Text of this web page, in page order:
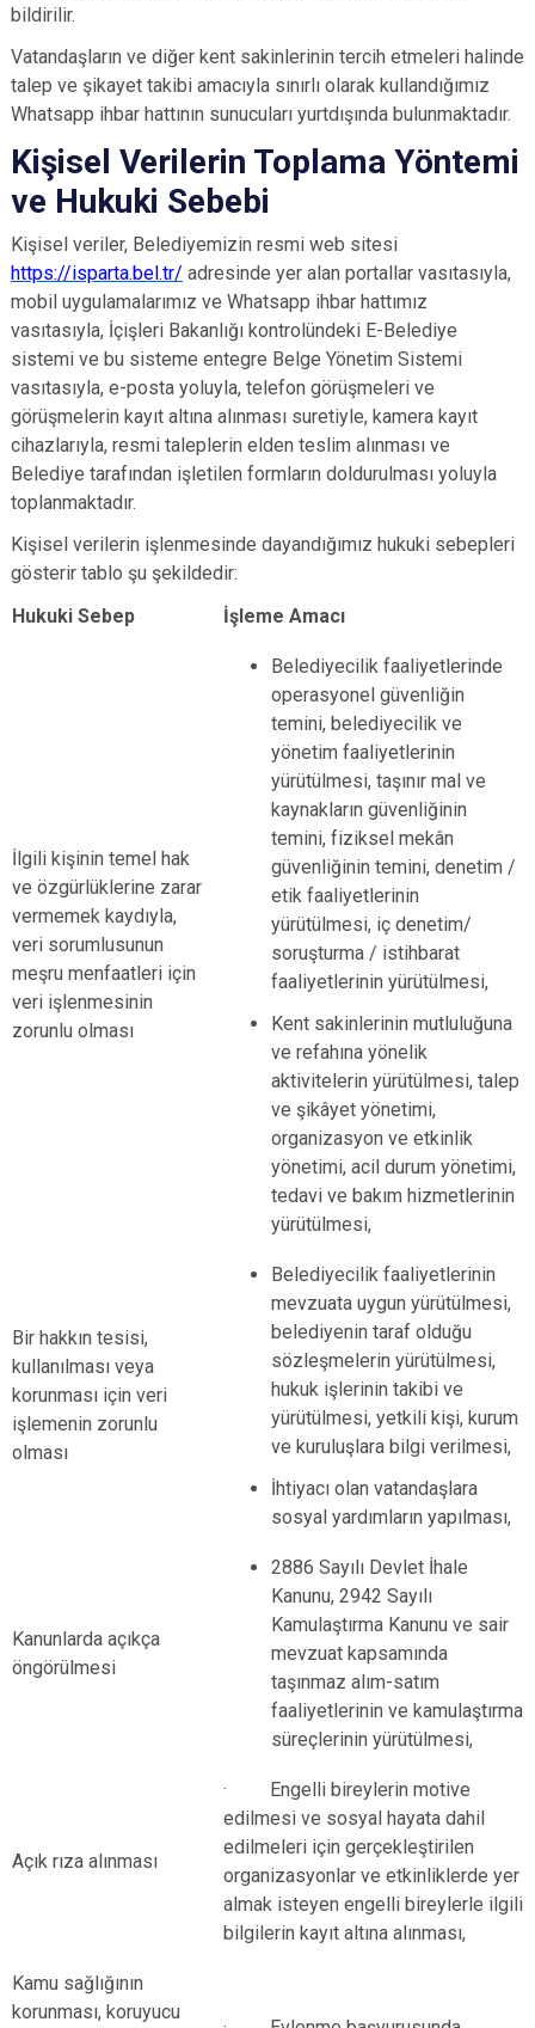
bildirilir.
Vatandaşların ve diğer kent sakinlerinin tercih etmeleri halinde
talep ve şikayet takibi amacıyla sınırlı olarak kullandığımız
Whatsapp ihbar hattının sunucuları yurtdışında bulunmaktadır.
Kişisel Verilerin Toplama Yöntemi
ve Hukuki Sebebi
Kişisel veriler, Belediyemizin resmi web sitesi
https://isparta.bel.tr/ adresinde yer alan portallar vasıtasıyla,
mobil uygulamalarımız ve Whatsapp ihbar hattımız
vasıtasıyla, İçişleri Bakanlığı kontrolündeki E-Belediye
sistemi ve bu sisteme entegre Belge Yönetim Sistemi
vasıtasıyla, e-posta yoluyla, telefon görüşmeleri ve
görüşmelerin kayıt altına alınması suretiyle, kamera kayıt
cihazlarıyla, resmi taleplerin elden teslim alınması ve
Belediye tarafından işletilen formların doldurulması yoluyla
toplanmaktadır.
Kişisel verilerin işlenmesinde dayandığımız hukuki sebepleri
gösterir tablo şu şekildedir:
Hukuki Sebep
İşleme Amacı
İlgili kişinin temel hak
ve özgürlüklerine zarar
vermemek kaydıyla,
veri sorumlusunun
meşru menfaatleri için
veri işlenmesinin
zorunlu olması
Belediyecilik faaliyetlerinde
operasyonel güvenliğin
temini, belediyecilik ve
yönetim faaliyetlerinin
yürütülmesi, taşınır mal ve
kaynakların güvenliğinin
temini, fiziksel mekân
güvenliğinin temini, denetim /
etik faaliyetlerinin
yürütülmesi, iç denetim/
soruşturma / istihbarat
faaliyetlerinin yürütülmesi,
Kent sakinlerinin mutluluğuna
ve refahına yönelik
aktivitelerin yürütülmesi, talep
ve şikâyet yönetimi,
organizasyon ve etkinlik
yönetimi, acil durum yönetimi,
tedavi ve bakım hizmetlerinin
yürütülmesi,
Bir hakkın tesisi,
kullanılması veya
korunması için veri
işlemenin zorunlu
olması
Belediyecilik faaliyetlerinin
mevzuata uygun yürütülmesi,
belediyenin taraf olduğu
sözleşmelerin yürütülmesi,
hukuk işlerinin takibi ve
yürütülmesi, yetkili kişi, kurum
ve kuruluşlara bilgi verilmesi,
İhtiyacı olan vatandaşlara
sosyal yardımların yapılması,
Kanunlarda açıkça
öngörülmesi
2886 Sayılı Devlet İhale
Kanunu, 2942 Sayılı
Kamulaştırma Kanunu ve sair
mevzuat kapsamında
taşınmaz alım-satım
faaliyetlerinin ve kamulaştırma
süreçlerinin yürütülmesi,
Açık rıza alınması
· Engelli bireylerin motive
edilmesi ve sosyal hayata dahil
edilmeleri için gerçekleştirilen
organizasyonlar ve etkinliklerde yer
almak isteyen engelli bireylerle ilgili
bilgilerin kayıt altına alınması,
Kamu sağlığının
korunması, koruyucu